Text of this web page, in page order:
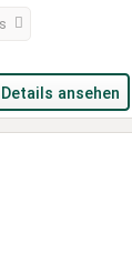
Details ansehen